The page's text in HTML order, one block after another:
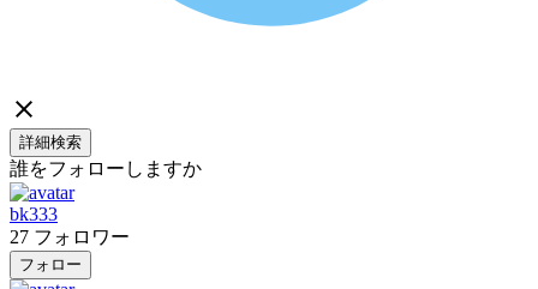
詳細検索
誰をフォローしますか
bk333
27 フォロワー
フォロー